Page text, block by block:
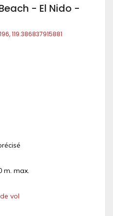
- El Nido -
119.386837915881
m. max.
vol